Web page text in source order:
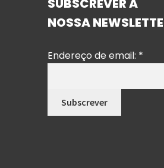
SUBSCREVER A
NOSSA
Endereço de email: *